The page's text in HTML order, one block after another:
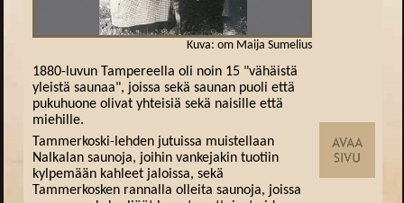
Kuva: om Maija Sumelius
1880-luvun Tampereella oli noin 15 "vähäistä
yleistä saunaa", joissa sekä saunan puoli että
pukuhuone olivat yhteisiä sekä naisille että
miehille.
Tammerkoski-lehden jutuissa muistellaan
Nalkalan saunoja, joihin vankejakin tuotiin
kylpemään kahleet jaloissa, sekä
Tammerkosken rannalla olleita saunoja, joissa